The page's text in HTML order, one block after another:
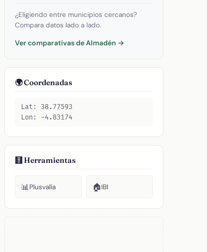
¿Eligiendo entre municipios cercanos?
Compara datos lado a lado.
Ver comparativas de Almadén →
🌍 Coordenadas
Lat: 38.77593
Lon: -4.83174
🧮 Herramientas
📊Plusvalía 🏠IBI